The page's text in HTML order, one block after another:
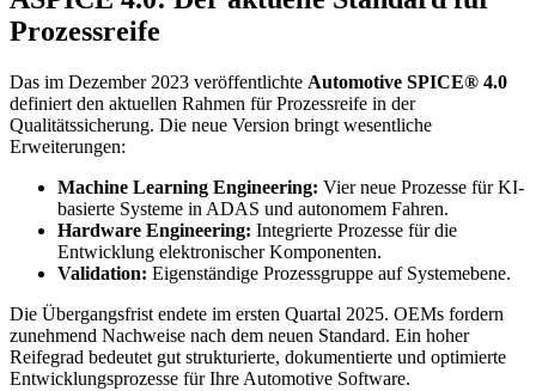
Prozessreife
Das im Dezember 2023 veröffentlichte Automotive SPICE® 4.0
definiert den aktuellen Rahmen für Prozessreife in der
Qualitätssicherung. Die neue Version bringt wesentliche
Erweiterungen:
Machine Learning Engineering: Vier neue Prozesse für KI-
basierte Systeme in ADAS und autonomem Fahren.
Hardware Engineering: Integrierte Prozesse für die
Entwicklung elektronischer Komponenten.
Validation: Eigenständige Prozessgruppe auf Systemebene.
Die Übergangsfrist endete im ersten Quartal 2025. OEMs fordern
zunehmend Nachweise nach dem neuen Standard. Ein hoher
Reifegrad bedeutet gut strukturierte, dokumentierte und optimierte
Entwicklungsprozesse für Ihre Automotive Software.